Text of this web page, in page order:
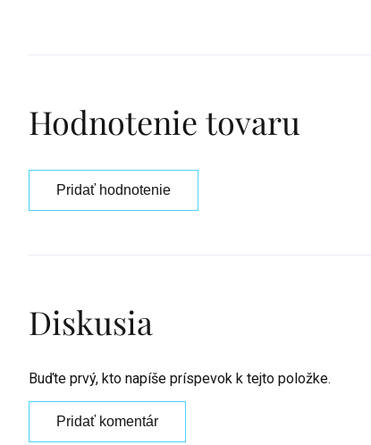
Hodnotenie tovaru
Pridať hodnotenie
Diskusia
Buďte prvý, kto napíše príspevok k tejto položke.
Pridať komentár